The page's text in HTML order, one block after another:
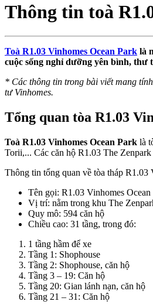
Thông tin toà
Toà R1.03 Vinhomes Ocean Park là
cuộc sống nghỉ dưỡng yên bình, thư
* Các thông tin trong bài viết mang
tư Vinhomes.
Tổng quan tòa R1.03
Toà R1.03 Vinhomes Ocean Park là
Torii,... Các căn hộ R1.03 The
Thông tin tổng quan về tòa tháp R1.03
Tên gọi: R1.03 Vinhomes Ocean
Vị trí: nằm trong khu The
Quy mô: 594 căn hộ
Chiều cao: 31 tầng, trong đó:
1 tầng hầm để xe
Tầng 1: Shophouse
Tầng 2: Shophouse, căn hộ
Tầng 3 – 19: Căn hộ
Tầng 20: Gian lánh nạn, căn hộ
Tầng 21 – 31: Căn hộ